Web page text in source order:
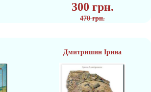
300 грн.
470 грн.
Дмитришин Ірина